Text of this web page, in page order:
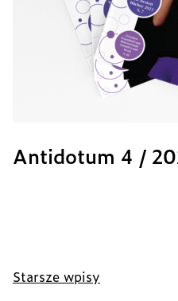
Antidotum 4 /
Nawigacja
Starsze wpisy